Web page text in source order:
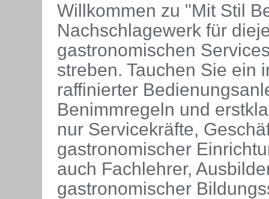
Willkommen zu "Mit Stil
Nachschlagewerk für
gastronomischen
streben. Tauchen Sie ein
raffinierter
Benimmregeln und
nur Servicekräfte,
gastronomischer
auch Fachlehrer,
gastronomischer